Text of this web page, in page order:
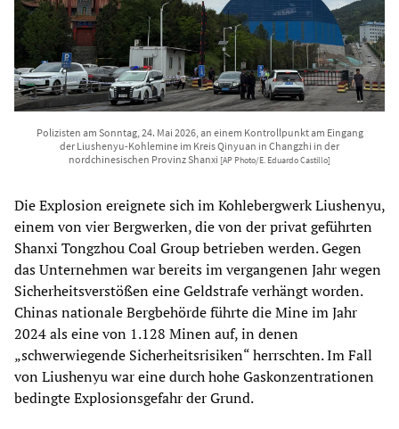
Polizisten am Sonntag, 24. Mai 2026, an einem Kontrollpunkt am Eingang
der Liushenyu-Kohlemine im Kreis Qinyuan in Changzhi in der
nordchinesischen Provinz Shanxi [AP Photo/E. Eduardo Castillo]
Die Explosion ereignete sich im Kohlebergwerk Liushenyu,
einem von vier Bergwerken, die von der privat geführten
Shanxi Tongzhou Coal Group betrieben werden. Gegen
das Unternehmen war bereits im vergangenen Jahr wegen
Sicherheitsverstößen eine Geldstrafe verhängt worden.
Chinas nationale Bergbehörde führte die Mine im Jahr
2024 als eine von 1.128 Minen auf, in denen
„schwerwiegende Sicherheitsrisiken“ herrschten. Im Fall
von Liushenyu war eine durch hohe Gaskonzentrationen
bedingte Explosionsgefahr der Grund.